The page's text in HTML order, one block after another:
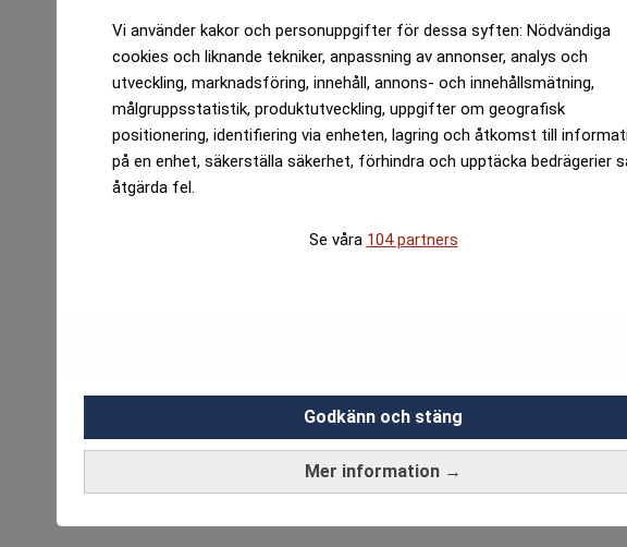
Vi använder kakor och personuppgifter för dessa syften: Nödvändiga
cookies och liknande tekniker, anpassning av annonser, analys och
utveckling, marknadsföring, innehåll, annons- och innehållsmätning,
målgruppsstatistik, produktutveckling, uppgifter om geografisk
positionering, identifiering via enheten, lagring och åtkomst till
på en enhet, säkerställa säkerhet, förhindra och upptäcka bedrägerier
åtgärda fel.
Se våra 104 partners
Mer information →
Godkänn och stäng